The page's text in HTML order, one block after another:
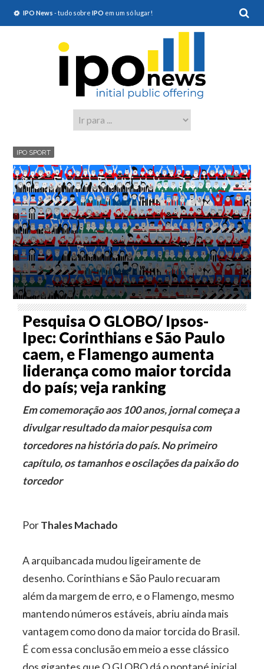
IPO News - tudo sobre IPO em um só lugar!
IPO SPORT
Pesquisa O GLOBO/ Ipsos-
Ipec: Corinthians e São Paulo
caem, e Flamengo aumenta
liderança como maior torcida
do país; veja ranking
Em comemoração aos 100 anos, jornal começa a
divulgar resultado da maior pesquisa com
torcedores na história do país. No primeiro
capítulo, os tamanhos e oscilações da paixão do
torcedor
PorThales Machado
A arquibancada mudou ligeiramente de
desenho. Corinthians e São Paulo recuaram
além da margem de erro, e o Flamengo, mesmo
mantendo números estáveis, abriu ainda mais
vantagem como dono da maior torcida do Brasil.
É com essa conclusão em meio a esse clássico